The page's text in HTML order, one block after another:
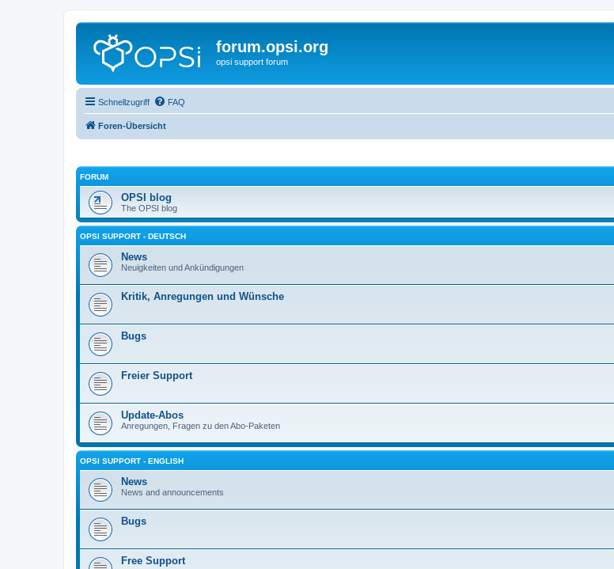
forum.opsi.org
opsi support forum
Schnellzugriff FAQ
Foren-Übersicht
FORUM
OPSI blog
The OPSI blog
OPSI SUPPORT - DEUTSCH
News
Neuigkeiten und Ankündigungen
Kritik, Anregungen und Wünsche
Bugs
Freier Support
Update-Abos
Anregungen, Fragen zu den Abo-Paketen
OPSI SUPPORT - ENGLISH
News
News and announcements
Bugs
Free Support